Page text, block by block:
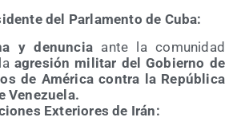
del Par­la­men­to de Cuba:
y denun­cia ante la comu­ni­dad
agre­sión mili­tar del Gobierno de
de Amé­ri­ca con­tra la Repú­bli­ca
Venezuela.
Exte­rio­res de Irán: